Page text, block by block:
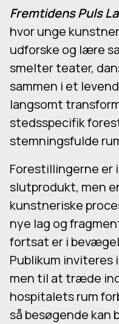
Fremtidens Puls
hvor unge
udforske og lære
smelter teater,
sammen i et
langsomt
stedsspecifik
stemningsfulde
Forestillingerne er
slutprodukt, men
kunstneriske
nye lag og
fortsat er i
Publikum
men til at træde
hospitalets rum
så besøgende kan